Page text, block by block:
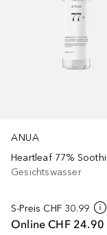
ANUA
Gesichtswasser
S-Preis CHF 30.99
Online CHF 24.90